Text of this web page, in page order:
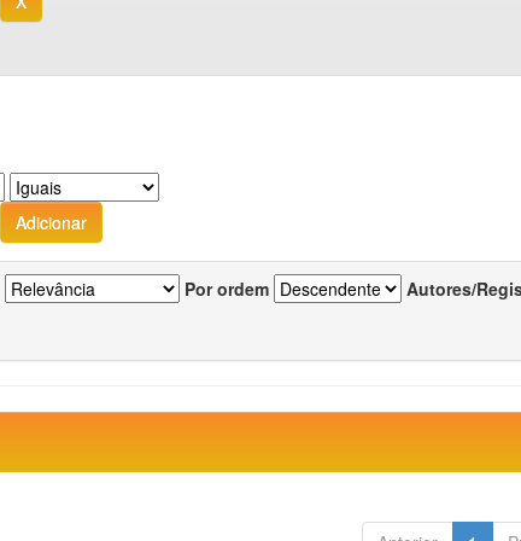
Por ordem Autores/